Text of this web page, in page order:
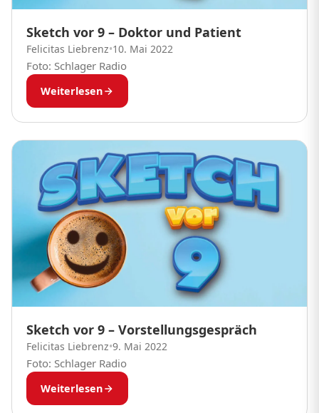
Sketch vor 9 – Doktor und Patient
Felicitas Liebrenz•10. Mai 2022
Foto: Schlager Radio
Weiterlesen
Sketch vor 9 – Vorstellungsgespräch
Felicitas Liebrenz•9. Mai 2022
Foto: Schlager Radio
Weiterlesen